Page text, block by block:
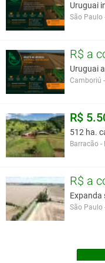
11-CONDIÇÕES: A
Rondonópolis
Tipo:Pecuária
Finalidade:Venda
Forma de Pagamento:A
Tamanho:1650 Hectares
Você assume toda a
este anúncio é contra a
Uruguai
São Paulo
R$ a
Uruguai
Camboriú
R$
Barracão -
R$ a
São Paulo